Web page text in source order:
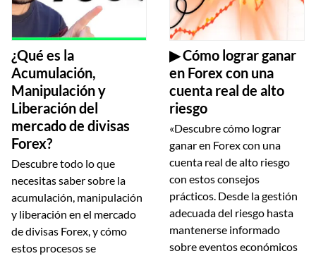
¿Qué es la
Acumulación,
Manipulación y
Liberación del
mercado de divisas
Forex?
Descubre todo lo que
necesitas saber sobre la
acumulación, manipulación
y liberación en el mercado
de divisas Forex, y cómo
estos procesos se
▶ Cómo lograr ganar
en Forex con una
cuenta real de alto
riesgo
«Descubre cómo lograr
ganar en Forex con una
cuenta real de alto riesgo
con estos consejos
prácticos. Desde la gestión
adecuada del riesgo hasta
mantenerse informado
sobre eventos económicos